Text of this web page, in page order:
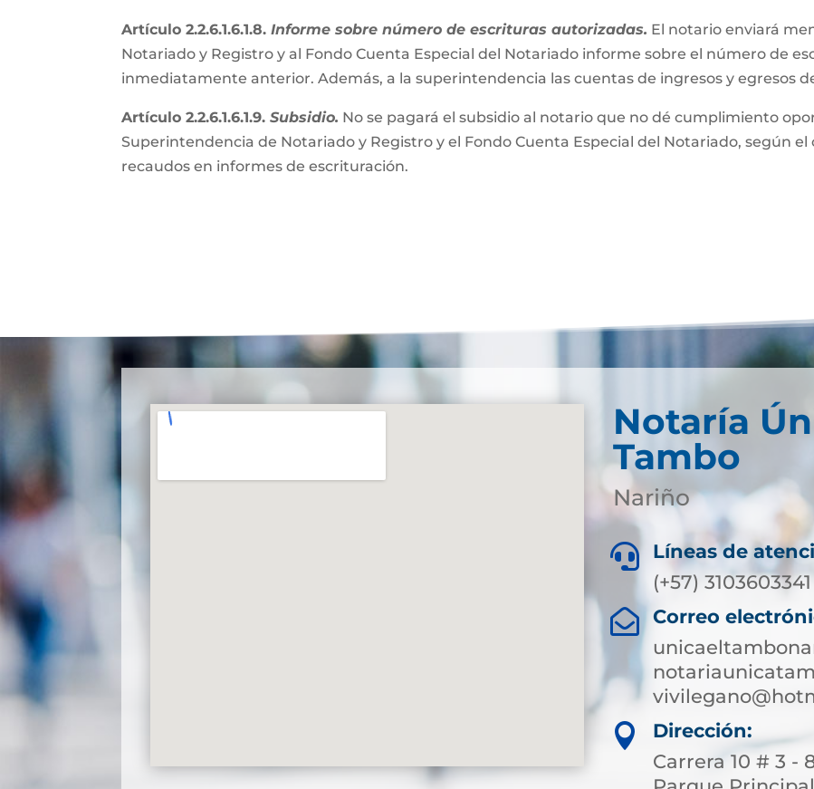
Artículo 2.2.6.1.6.1.8.Informe sobre número de escrituras autorizadas. El notario enviará
Notariado y Registro y al Fondo Cuenta Especial del Notariado informe sobre el número de
inmediatamente anterior. Además, a la superintendencia las cuentas de ingresos y egresos
Artículo 2.2.6.1.6.1.9.Subsidio. No se pagará el subsidio al notario que no dé cumplimiento
Superintendencia de Notariado y Registro y el Fondo Cuenta Especial del Notariado, según el
recaudos en informes de escrituración.
Notaría
Tambo
Nariño

Líneas de
(+57)

Correo

Dirección:
Carrera 10 # 3 -